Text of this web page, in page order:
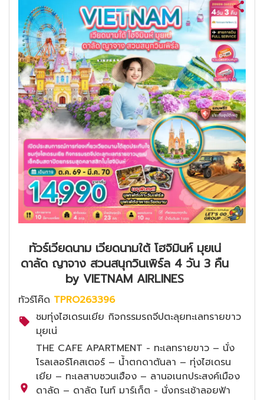
ทัวร์เวียดนาม เวียดนามใต้ โฮจิมินห์ มุยเน่
ดาลัด ญาจาง สวนสนุกวินเพิร์ล 4 วัน 3 คืน
by VIETNAM AIRLINES
ทัวร์โค๊ด TPRO263396
ชมทุ่งไฮเดรนเยีย กิจกรรมรถจีปตะลุยทะเลทรายขาว
มุยเน่
THE CAFE APARTMENT - ทะเลทรายขาว – นั่ง
โรลเลอร์โคสเตอร์ – น้ำตกดาตันลา – ทุ่งไฮเดรน
เยีย – ทะเลสาบซวนเฮือง – ลานอเนกประสงค์เมือง
ดาลัด – ดาลัด ไนท์ มาร์เก็ต - นั่งกระเช้าลอยฟ้า